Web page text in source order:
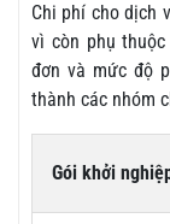
Chi phí cho dịch
vì còn phụ
đơn và mức độ
thành các nhóm
Gói khởi